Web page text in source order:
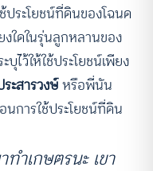
ประโยชน์ที่ดินของโฉนด
ใดในรุ่นลูกหลานของ
ไว้ให้ใช้ประโยชน์เพียง
ะสารวงษ์หรือพี่นัน
การใช้ประโยชน์ที่ดิน
ำเกษตรนะ เขา